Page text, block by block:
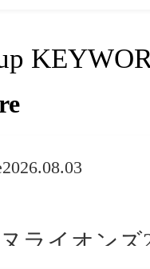
2026.08.03
ライオンズ